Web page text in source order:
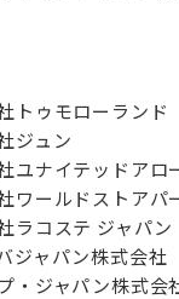
トゥモローランド
ジュン
ユナイテッドアロ
ワールドストアパ
ラコステ ジャパン
ジャパン株式会社
・ジャパン株式会